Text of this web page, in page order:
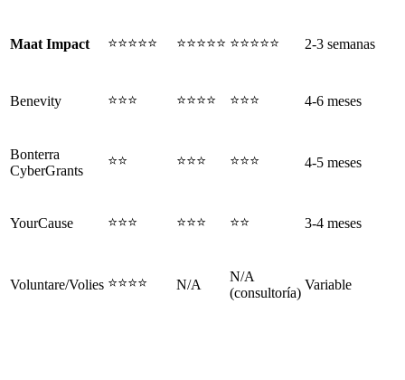
Maat Impact ⭐⭐⭐⭐⭐ ⭐⭐⭐⭐⭐ ⭐⭐⭐⭐⭐ 2-3 semanas
Benevity ⭐⭐⭐ ⭐⭐⭐⭐ ⭐⭐⭐ 4-6 meses
Bonterra
CyberGrants
⭐⭐ ⭐⭐⭐ ⭐⭐⭐ 4-5 meses
YourCause ⭐⭐⭐ ⭐⭐⭐ ⭐⭐ 3-4 meses
Voluntare/Volies ⭐⭐⭐⭐ N/A
N/A
(consultoría)
Variable